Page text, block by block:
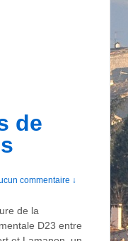
de
commentaire ↓
de la
D23 entre